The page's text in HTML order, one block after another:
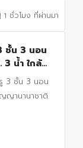
1 ชั่วโมง ที่ผ่านมา
ชั้น 3 นอน
3 น้ำ ใกล้
3 ชั้น 3 นอน
ญานานาชาติ